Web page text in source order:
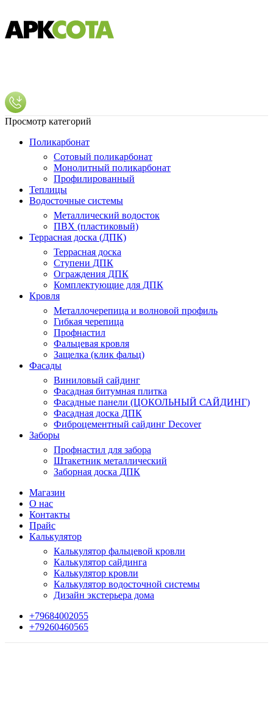
Просмотр категорий
Поликарбонат
Сотовый поликарбонат
Монолитный поликарбонат
Профилированный
Теплицы
Водосточные системы
Металлический водосток
ПВХ (пластиковый)
Террасная доска (ДПК)
Террасная доска
Ступени ДПК
Ограждения ДПК
Комплектующие для ДПК
Кровля
Металлочерепица и волновой профиль
Гибкая черепица
Профнастил
Фальцевая кровля
Защелка (клик фальц)
Фасады
Виниловый сайдинг
Фасадная битумная плитка
Фасадные панели (ЦОКОЛЬНЫЙ САЙДИНГ)
Фасадная доска ДПК
Фиброцементный сайдинг Decover
Заборы
Профнастил для забора
Штакетник металлический
Заборная доска ДПК
Магазин
О нас
Контакты
Прайс
Калькулятор
Калькулятор фальцевой кровли
Калькулятор сайдинга
Калькулятор кровли
Калькулятор водосточной системы
Дизайн экстерьера дома
+79684002055
+79260460565